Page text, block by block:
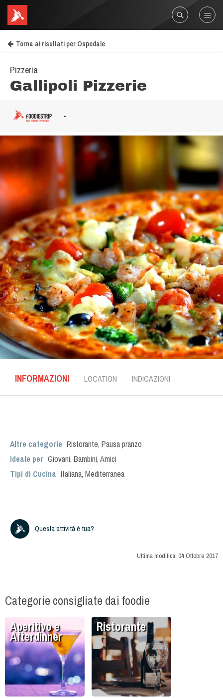
Torna ai risultati per Ospedale
Pizzeria
Gallipoli Pizzerie
-
INFORMAZIONI LOCATION INDICAZIONI
Altre categorie Ristorante, Pausa pranzo
Ideale per Giovani, Bambini,Amici
Tipi di Cucina Italiana, Mediterranea
Questa attività è tua?
Ultima modifica: 04 Ottobre 2017
Categorie consigliate dai foodie
Aperitivo e
Afterdinner
Ristorante